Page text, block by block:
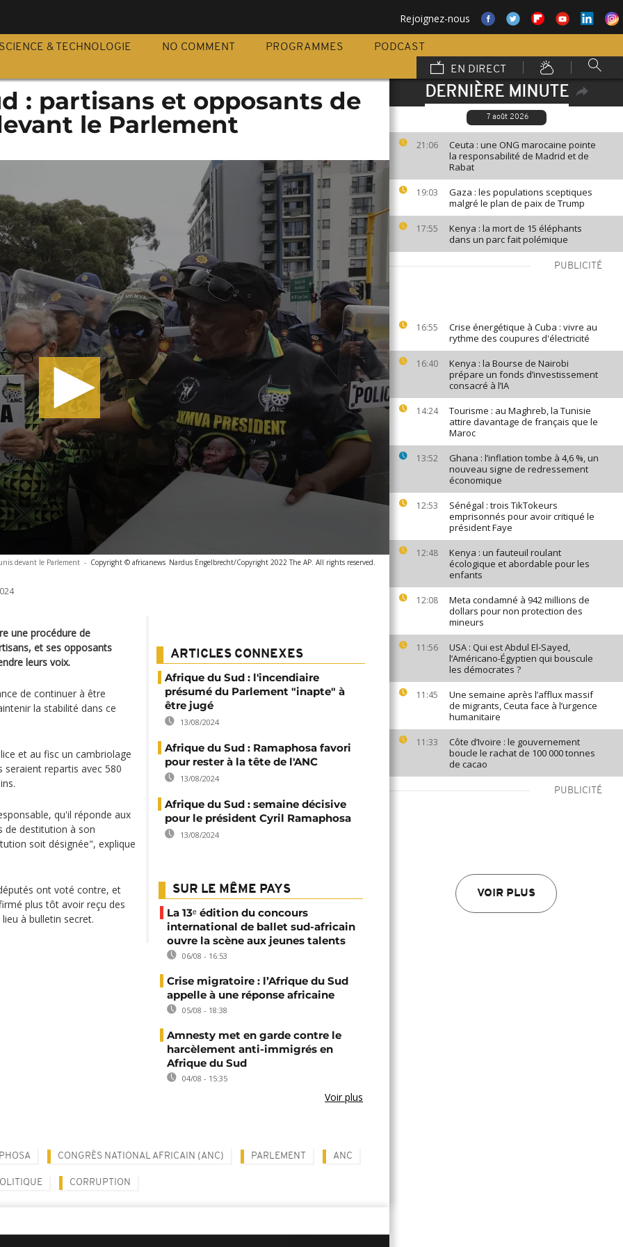
Rejoignez-nous
SCIENCE & TECHNOLOGIE NO COMMENT PROGRAMMES
PODCAST
EN DIRECT
DERNIÈRE MINUTE
7 août 2026
21:06
Ceuta : une ONG marocaine pointe
la responsabilité de Madrid et de
Rabat
19:03
Gaza : les populations sceptiques
malgré le plan de paix de Trump
17:55
Kenya : la mort de 15 éléphants
dans un parc fait polémique
PUBLICITÉ
16:55
Crise énergétique à Cuba : vivre au
rythme des coupures d'électricité
16:40
Kenya : la Bourse de Nairobi
prépare un fonds d’investissement
consacré à l’IA
14:24
Tourisme : au Maghreb, la Tunisie
attire davantage de français que le
Maroc
13:52
Ghana : l’inflation tombe à 4,6 %, un
nouveau signe de redressement
économique
12:53
Sénégal : trois TikTokeurs
emprisonnés pour avoir critiqué le
président Faye
12:48
Kenya : un fauteuil roulant
écologique et abordable pour les
enfants
12:08
Meta condamné à 942 millions de
dollars pour non protection des
mineurs
11:56
USA : Qui est Abdul El-Sayed,
l’Américano-Égyptien qui bouscule
les démocrates ?
11:45
Une semaine après l’afflux massif
de migrants, Ceuta face à l’urgence
humanitaire
11:33
Côte d’Ivoire : le gouvernement
boucle le rachat de 100 000 tonnes
de cacao
PUBLICITÉ
VOIR PLUS
: partisans et opposants de
le Parlement
devant le Parlement - Copyright © africanews Nardus Engelbrecht/Copyright 2022 The AP. All rights reserved.
une procédure de
et ses opposants
leurs voix.
de continuer à être
la stabilité dans ce
et au fisc un cambriolage
seraient repartis avec 580
qu'il réponde aux
de destitution à son
soit désignée", explique
ont voté contre, et
plus tôt avoir reçu des
à bulletin secret.
ARTICLES CONNEXES
Afrique du Sud : l'incendiaire
présumé du Parlement "inapte" à
être jugé
13/08/2024
Afrique du Sud : Ramaphosa favori
pour rester à la tête de l'ANC
13/08/2024
Afrique du Sud : semaine décisive
pour le président Cyril Ramaphosa
13/08/2024
SUR LE MÊME PAYS
La 13ᵉ édition du concours
international de ballet sud-africain
ouvre la scène aux jeunes talents
06/08 - 16:53
Crise migratoire : l’Afrique du Sud
appelle à une réponse africaine
05/08 - 18:38
Amnesty met en garde contre le
harcèlement anti-immigrés en
Afrique du Sud
04/08 - 15:35
Voir plus
CONGRÈS NATIONAL AFRICAIN (ANC) PARLEMENT ANC
CORRUPTION